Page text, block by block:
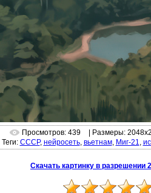
Просмотров: 439
| Размеры:
Теги: СССР, нейросеть, вьетнам, Миг-21,
Скачать картинку в разрешении